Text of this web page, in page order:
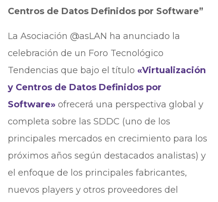
Centros de Datos Definidos por Software”
La Asociación @asLAN ha anunciado la
celebración de un Foro Tecnológico
Tendencias que bajo el título «Virtualización
y Centros de Datos Definidos por
Software» ofrecerá una perspectiva global y
completa sobre las SDDC (uno de los
principales mercados en crecimiento para los
próximos años según destacados analistas) y
el enfoque de los principales fabricantes,
nuevos players y otros proveedores del